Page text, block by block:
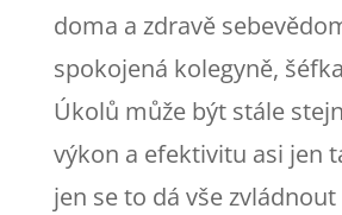
doma a zdravě
spokojená kolegyně,
Úkolů může být stále
výkon a efektivitu asi jen
jen se to dá vše zvládnout